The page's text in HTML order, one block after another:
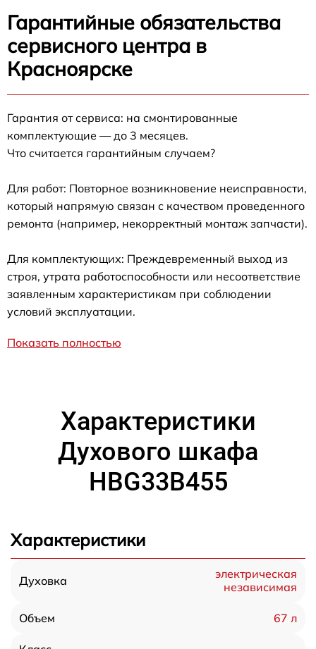
Гарантийные обязательства
сервисного центра в
Красноярске
Гарантия от сервиса: на смонтированные
комплектующие — до 3 месяцев.
Что считается гарантийным случаем?
Для работ: Повторное возникновение неисправности,
который напрямую связан с качеством проведенного
ремонта (например, некорректный монтаж запчасти).
Для комплектующих: Преждевременный выход из
строя, утрата работоспособности или несоответствие
заявленным характеристикам при соблюдении
условий эксплуатации.
Показать полностью
Характеристики
Духового шкафа
HBG33B455
Характеристики
Духовка
электрическая
независимая
Объем 67 л